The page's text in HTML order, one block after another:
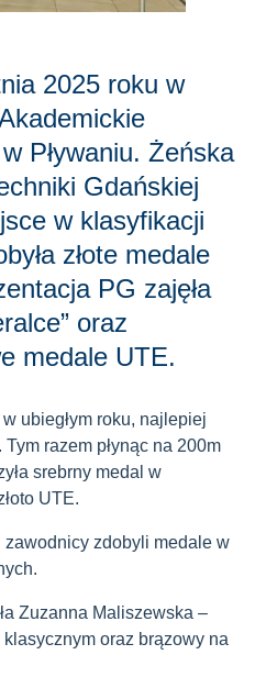
2025 roku w
Pływaniu. Żeńska
Gdańskiej
w klasyfikacji
złote medale
PG zajęła
oraz
medale UTE.
ubiegłym roku, najlepiej
razem płynąc na 200m
srebrny medal w
UTE.
zdobyli medale w
Zuzanna Maliszewska –
oraz brązowy na